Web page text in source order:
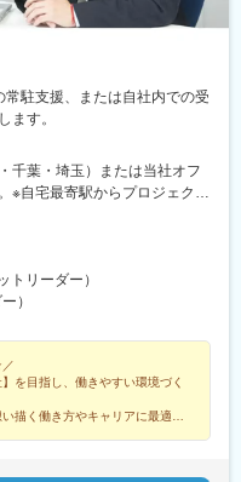
常駐支援、または自社内での受
ます。
千葉・埼玉）または当社オフ
※自宅最寄駅からプロジェクト
ます。※スキルやタイミングに
※U・Iターンも歓迎！引越費用
す★／フルリモートやリモー
荷や各種感染リスクの軽減な
リーダー）
）
を目指し、働きやすい環境づく
描く働き方やキャリアに最適な